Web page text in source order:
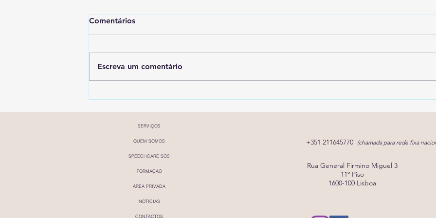
Comentários
Escreva um comentário
SERVIÇOS
QUEM SOMOS
SPEECHCARE SOS
FORMAÇÃO
ÁREA PRIVADA
NOTICIAS
CONTACTOS
+351 211645770 (chamada para rede fixa
Rua General Firmino Miguel 3
11º Piso
1600-100 Lisboa